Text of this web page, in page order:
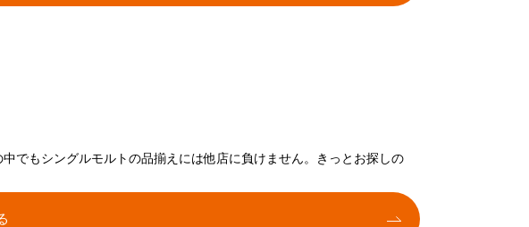
でもシングルモルトの品揃えには他店に負けません。きっとお探しの